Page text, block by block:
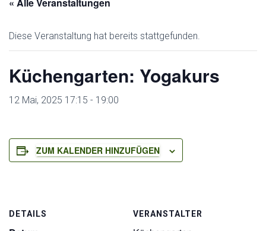
Diese Veranstaltung hat bereits stattgefunden.
Küchengarten: Yogakurs
12 Mai, 2025 17:15 - 19:00
ZUM KALENDER HINZUFÜGEN
DETAILS VERANSTALTER